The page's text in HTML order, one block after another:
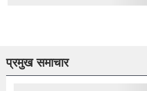
प्रमुख समाचार